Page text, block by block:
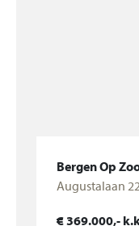
Bergen Op
Augustalaan
€ 369.000,-